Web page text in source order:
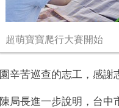
超萌寶寶爬行大賽開始
園辛苦巡查的志工，感謝
陳局長進一步說明，台中